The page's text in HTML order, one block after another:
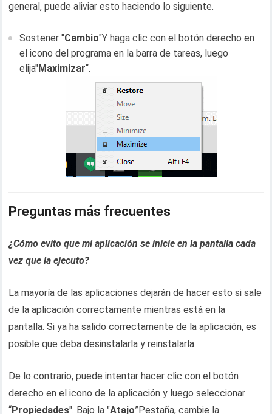
general, puede aliviar esto haciendo lo siguiente.
Sostener "Cambio"Y haga clic con el botón derecho en
el icono del programa en la barra de tareas, luego
elija"Maximizar“.
Preguntas más frecuentes
¿Cómo evito que mi aplicación se inicie en la pantalla cada
vez que la ejecuto?
La mayoría de las aplicaciones dejarán de hacer esto si sale
de la aplicación correctamente mientras está en la
pantalla. Si ya ha salido correctamente de la aplicación, es
posible que deba desinstalarla y reinstalarla.
De lo contrario, puede intentar hacer clic con el botón
derecho en el icono de la aplicación y luego seleccionar
“Propiedades". Bajo la "Atajo”Pestaña, cambie la